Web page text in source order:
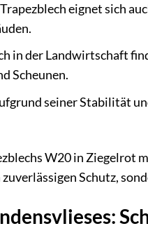
eignet sich
in der Landwirtschaft
Scheunen.
seiner Stabilität
W20 in Ziegelrot
Schutz,